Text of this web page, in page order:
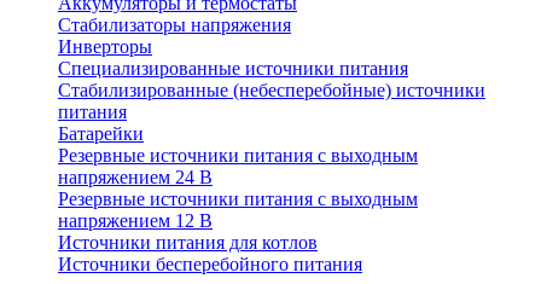
Стабилизаторы напряжения
Инверторы
Специализированные источники питания
Стабилизированные (небесперебойные) источники
питания
Батарейки
Резервные источники питания с выходным
напряжением 24 В
Резервные источники питания с выходным
напряжением 12 В
Источники питания для котлов
Источники бесперебойного питания